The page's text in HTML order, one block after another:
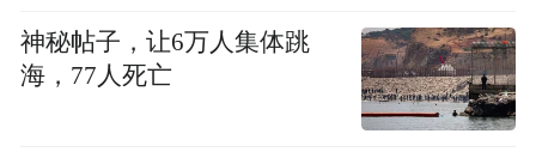
神秘帖子，让6万人集体跳
海，77人死亡